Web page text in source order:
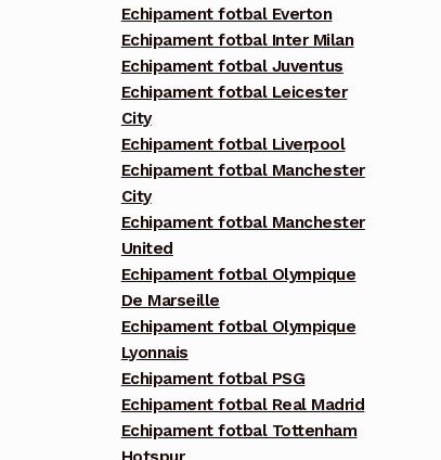
Echipament fotbal Everton
Echipament fotbal Inter Milan
Echipament fotbal Juventus
Echipament fotbal Leicester
City
Echipament fotbal Liverpool
Echipament fotbal Manchester
City
Echipament fotbal Manchester
United
Echipament fotbal Olympique
De Marseille
Echipament fotbal Olympique
Lyonnais
Echipament fotbal PSG
Echipament fotbal Real Madrid
Echipament fotbal Tottenham